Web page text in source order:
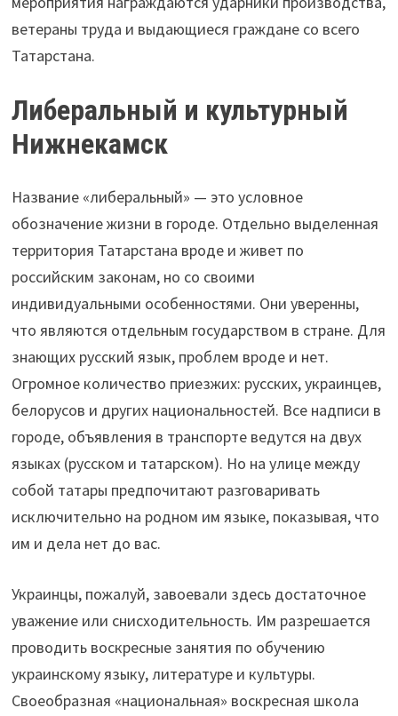
ветераны труда и выдающиеся граждане со всего
Татарстана.
Либеральный и культурный
Нижнекамск
Название «либеральный» — это условное
обозначение жизни в городе. Отдельно выделенная
территория Татарстана вроде и живет по
российским законам, но со своими
индивидуальными особенностями. Они уверенны,
что являются отдельным государством в стране. Для
знающих русский язык, проблем вроде и нет.
Огромное количество приезжих: русских, украинцев,
белорусов и других национальностей. Все надписи в
городе, объявления в транспорте ведутся на двух
языках (русском и татарском). Но на улице между
собой татары предпочитают разговаривать
исключительно на родном им языке, показывая, что
им и дела нет до вас.
Украинцы, пожалуй, завоевали здесь достаточное
уважение или снисходительность. Им разрешается
проводить воскресные занятия по обучению
украинскому языку, литературе и культуры.
Своеобразная «национальная» воскресная школа